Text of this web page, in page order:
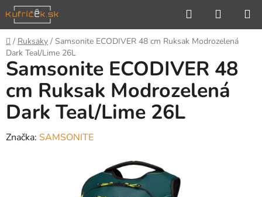
Prejsť
na
obsah
Hľadať
KOŠÍK
Domov
/ Ruksaky / Samsonite ECODIVER 48 cm Ruksak Modrozelená
Dark Teal/Lime 26L
Samsonite ECODIVER 48
cm Ruksak Modrozelená
Dark Teal/Lime 26L
Značka: SAMSONITE